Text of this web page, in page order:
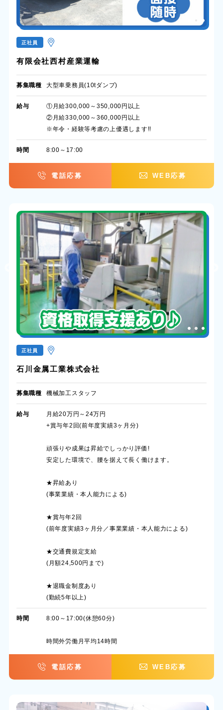
正社員
有限会社西村産業運輸
募集職種 大型車乗務員(10tダンプ)
給与
①月給300,000～350,000円以上
②月給330,000～360,000円以上
※年令・経験等考慮の上優遇します!!
時間 8:00～17:00
電話応募 WEB応募
正社員
石川金属工業株式会社
募集職種 機械加工スタッフ
給与
月給20万円～24万円
+賞与年2回(前年度実績3ヶ月分)
頑張りや成果は昇給でしっかり評価!
安定した環境で、腰を据えて長く働けます。
★昇給あり
(事業業績・本人能力による)
★賞与年2回
(前年度実績3ヶ月分／事業業績・本人能力による)
★交通費規定支給
(月額24,500円まで)
★退職金制度あり
(勤続5年以上)
時間 8:00～17:00(休憩60分)
時間外労働月平均14時間
電話応募 WEB応募